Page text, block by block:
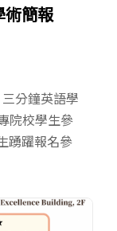
術簡報
分鐘英語學
院校學生參
踴躍報名參